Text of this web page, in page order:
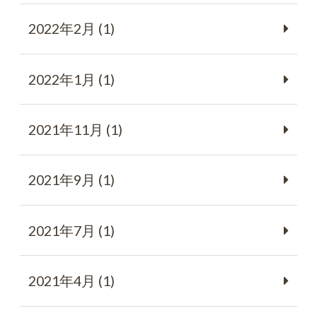
2022年2月 (1)
2022年1月 (1)
2021年11月 (1)
2021年9月 (1)
2021年7月 (1)
2021年4月 (1)